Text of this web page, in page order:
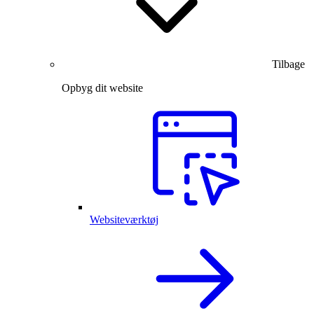
Tilbage
Opbyg dit website
Websiteværktøj